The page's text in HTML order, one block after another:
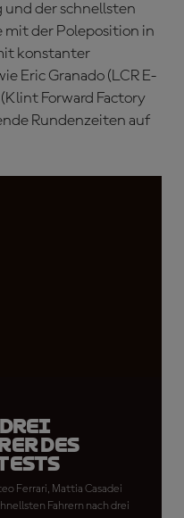
und der schnellsten
mit der Poleposition in
konstanter
Eric Granado (LCR E-
Forward Factory
Rundenzeiten auf
drei
des
Ferrari, Mattia Casadei
Fahrern nach drei